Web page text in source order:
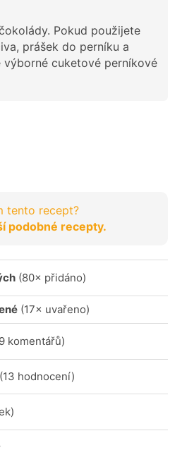
Pokud použijete
prášek do perníku a
cuketové perníkové
tento recept?
podobné recepty.
(80× přidáno)
(17× uvařeno)
komentářů)
(13 hodnocení)